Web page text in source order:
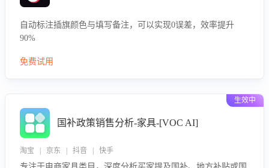
自动标注插旗颜色与填写备注，可以实现0误差，效率提升
90%
免费试用
生效中
国补政策销售分析-家具-[VOC AI]
淘宝 | 京东 | 抖音 | 快手